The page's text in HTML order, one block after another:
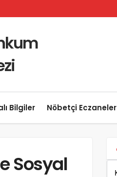
Bilgiler Nöbetçi Eczaneler
Sosyal